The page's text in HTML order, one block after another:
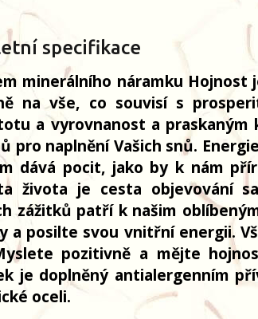
specifikace
minerálního náramku
na vše, co souvisí s
a vyrovnanost a
pro naplnění Vašich snů.
dává pocit, jako by k nám
života je cesta objevování
zážitků patří k našim
a posilte svou vnitřní energii.
pozitivně a mějte
je doplněný antialergenním
oceli.